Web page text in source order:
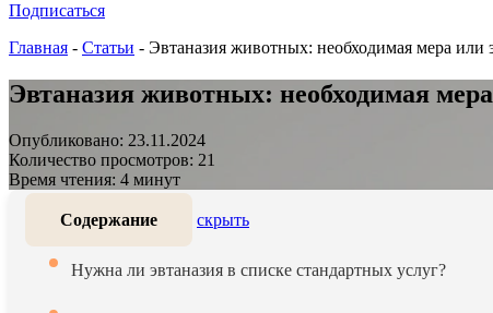
Подписаться
Главная - Статьи - Эвтаназия животных: необходимая мера или
Эвтаназия животных: необходимая
Опубликовано: 23.11.2024
Количество просмотров: 21
Время чтения: 4 минут
Содержание скрыть
Нужна ли эвтаназия в списке стандартных услуг?